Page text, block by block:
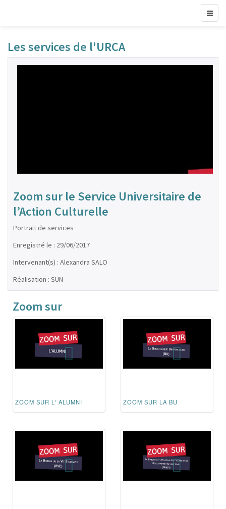
Les services de l'URCA
Zoom sur le Service Universitaire de
l’Action Culturelle
Portrait de services
Enregistré le : 29/06/2017
Intervenant(s) : Alexandra SALO
Réalisation : SUN
Zoom sur
ZOOM SUR L' ALUMNI ZOOM SUR LA BU